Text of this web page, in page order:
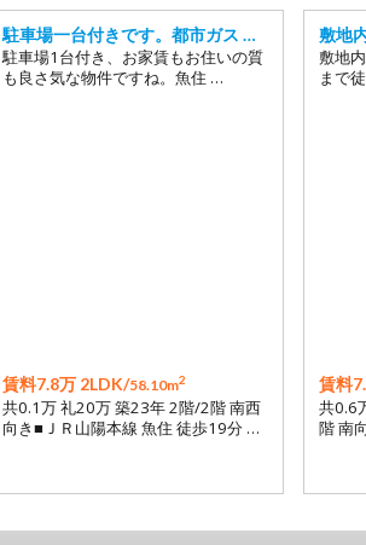
駐車場一台付きです。都市ガス …
駐車場1台付き、お家賃もお住いの質
も良さ気な物件ですね。魚住 …
賃料7.8万 2LDK/58.10m2
共0.1万 礼20万 築23年 2階/2階 南西
向き■ＪＲ山陽本線 魚住 徒歩19分 …
敷地
敷地
まで
賃料
共0.6
階 南